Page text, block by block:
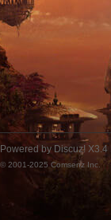
Powered by Discuz! X3.4
© 2001-2025 Comsenz Inc.